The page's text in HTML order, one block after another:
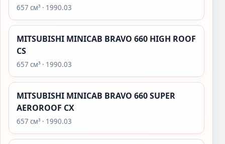
657 см³ · 1990.03
MITSUBISHI MINICAB BRAVO 660 HIGH ROOF
CS
657 см³ · 1990.03
MITSUBISHI MINICAB BRAVO 660 SUPER
AEROROOF CX
657 см³ · 1990.03